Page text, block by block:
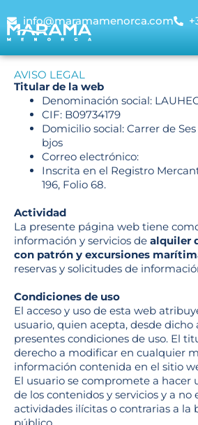
info@maramamenorca.com
AVISO LEGAL
Titular de la web
Denominación social:
CIF: B09734179
Domicilio social: Carrer de
bjos
Correo electrónico:
Inscrita en el Registro
196, Folio 68.
Actividad
La presente página web tiene
información y servicios de alquiler
con patrón y excursiones
reservas y solicitudes de
Condiciones de uso
El acceso y uso de esta web
usuario, quien acepta, desde dicho
presentes condiciones de uso. El
derecho a modificar en cualquier
información contenida en el sitio
El usuario se compromete a hacer
de los contenidos y servicios y a no
actividades ilícitas o contrarias a la
público.